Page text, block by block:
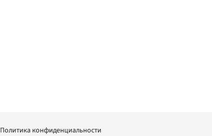
Политика конфиденциальности